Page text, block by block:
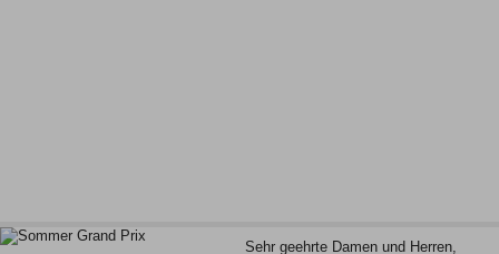
Sehr geehrte Damen und Herren,